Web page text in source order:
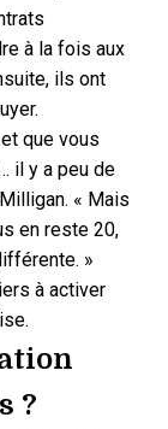
à la fois aux
ils ont
que vous
il y a peu de
« Mais
en reste 20,
»
à activer
?